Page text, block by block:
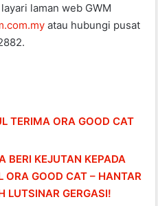
laman web GWM
atau hubungi pusat
TERIMA ORA GOOD CAT
BERI KEJUTAN KEPADA
ORA GOOD CAT – HANTAR
LUTSINAR GERGASI!